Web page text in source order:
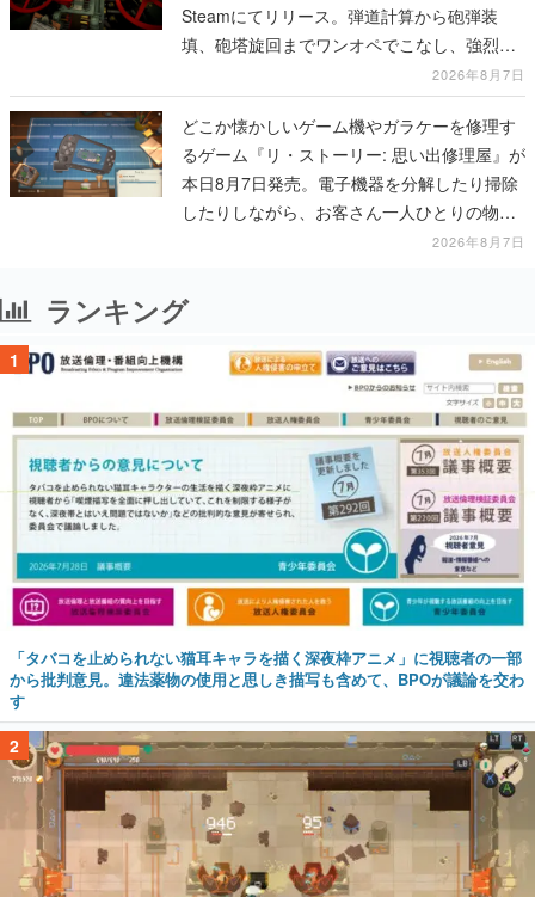
Steamにてリリース。弾道計算から砲弾装
填、砲塔旋回までワンオペでこなし、強烈な
一撃をブチかませるロマンある作品2026年8月7日
どこか懐かしいゲーム機やガラケーを修理す
るゲーム『リ・ストーリー: 思い出修理屋』が
本日8月7日発売。電子機器を分解したり掃除
したりしながら、お客さん一人ひとりの物語
2026年8月7日
ランキング
1
「タバコを止められない猫耳キャラを描く深夜枠アニメ」に視聴者の一部
から批判意見。違法薬物の使用と思しき描写も含めて、BPOが議論を交わ
す
2